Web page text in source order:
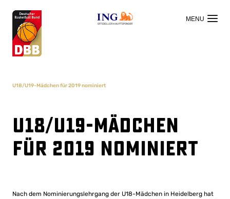
OFFIZIELLER HAUPTSPONSOR
U18/U19-Mädchen für 2019 nominiert
U18/U19-Mädchen
für 2019 nominiert
Nach dem Nominierungslehrgang der U18-Mädchen in Heidelberg hat